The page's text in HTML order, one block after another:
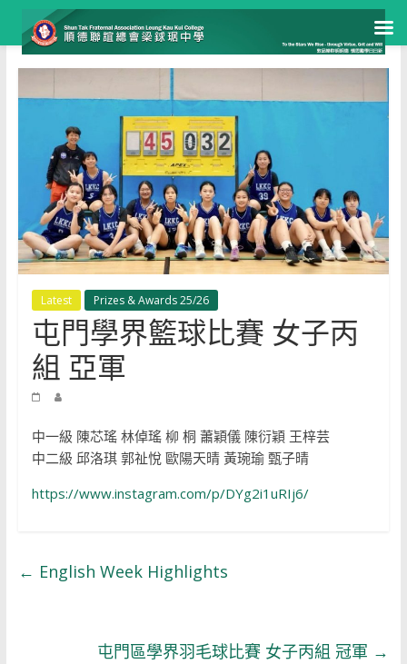
Skip
content
Latest Prizes & Awards 25/26
屯門學界籃球比賽 女子丙
組 亞軍
中一級 陳芯瑤 林倬瑤 柳 桐 蕭穎儀 陳衍穎 王梓芸
中二級 邱洛琪 郭祉悅 歐陽天晴 黃琬瑜 甄子晴
https://www.instagram.com/p/DYg2i1uRIj6/
← English Week Highlights
屯門區學界羽毛球比賽 女子丙組 冠軍 →